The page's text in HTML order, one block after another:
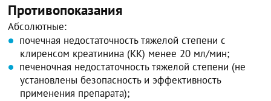
Противопоказания
Абсолютные:
почечная недостаточность тяжелой степени с
клиренсом креатинина (КК) менее 20 мл/мин;
печеночная недостаточность тяжелой степени (не
установлены безопасность и эффективность
применения препарата);